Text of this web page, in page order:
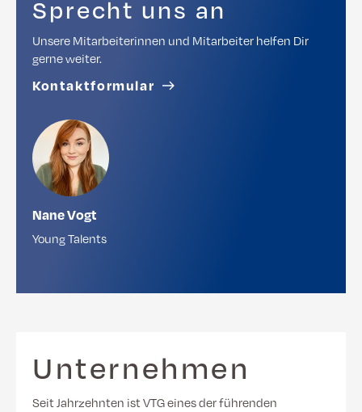
Sprecht uns an
Unsere Mitarbeiterinnen und Mitarbeiter helfen Dir
gerne weiter.
Kontaktformular
Nane Vogt
Young Talents
Unternehmen
Seit Jahrzehnten ist VTG eines der führenden